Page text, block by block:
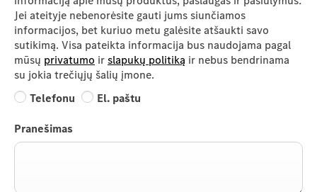
Jei ateityje nebenorėsitegauti jums siunčiamos
informacijos, bet kuriuo metu galėsite atšaukti savo
sutikimą. Visa pateikta informacija bus naudojama pagal
mūsų privatumo irslapukų politiką ir nebus bendrinama
su jokia trečiųjų šalių įmone.
Telefonu
El. paštu
Pranešimas